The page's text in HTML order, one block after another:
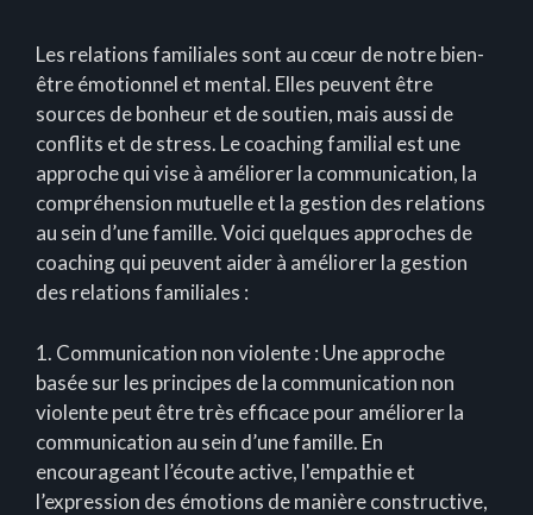
Les relations familiales sont au cœur de notre bien-
être émotionnel et mental. Elles peuvent être
sources de bonheur et de soutien, mais aussi de
conflits et de stress. Le coaching familial est une
approche qui vise à améliorer la communication, la
compréhension mutuelle et la gestion des relations
au sein d’une famille. Voici quelques approches de
coaching qui peuvent aider à améliorer la gestion
des relations familiales :
1. Communication non violente : Une approche
basée sur les principes de la communication non
violente peut être très efficace pour améliorer la
communication au sein d’une famille. En
encourageant l’écoute active, l'empathie et
l’expression des émotions de manière constructive,